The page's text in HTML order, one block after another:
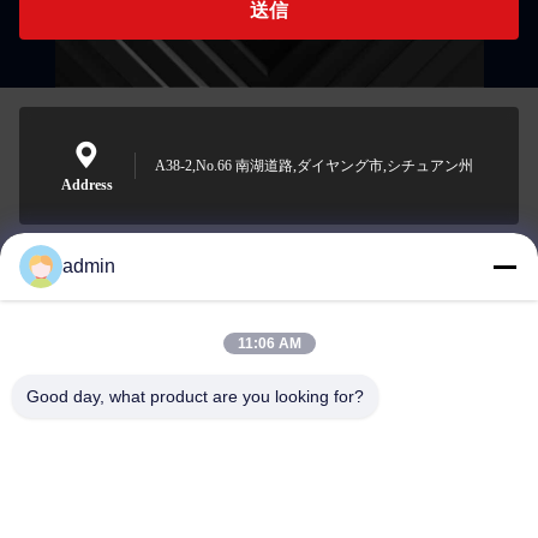
送信
Address
A38-2,No.66 南湖道路,ダイヤング市,シチュアン州
Nero@enlaibio.com
admin
11:06 AM
Good day, what product are you looking for?